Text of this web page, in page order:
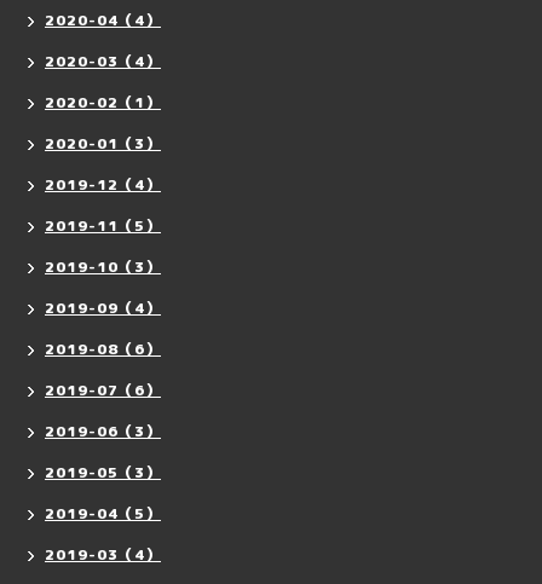
2020-04（4）
2020-03（4）
2020-02（1）
2020-01（3）
2019-12（4）
2019-11（5）
2019-10（3）
2019-09（4）
2019-08（6）
2019-07（6）
2019-06（3）
2019-05（3）
2019-04（5）
2019-03（4）